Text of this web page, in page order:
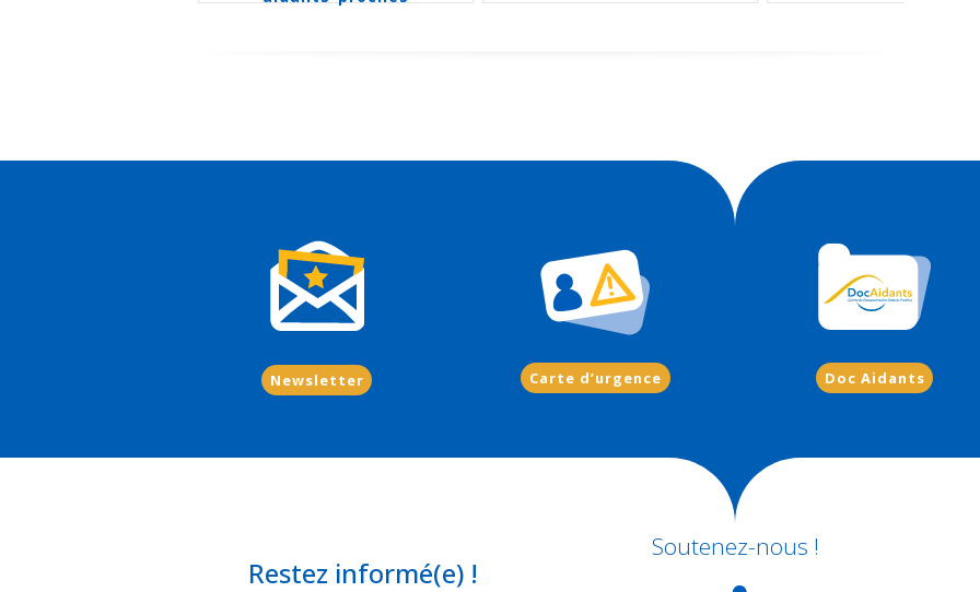
Newsletter Carte d’urgence Doc Aidants
Restez informé(e) !
Soutenez-nous !